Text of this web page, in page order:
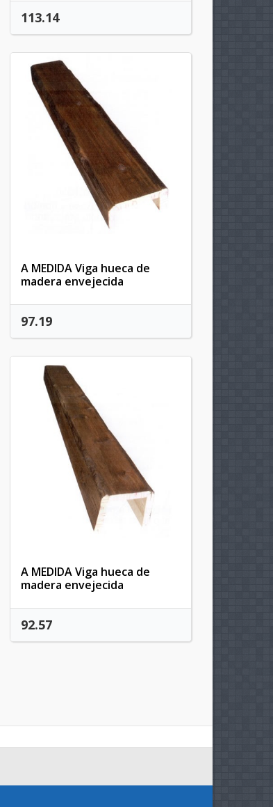
113.14
A MEDIDA Viga hueca de
madera envejecida
97.19
A MEDIDA Viga hueca de
madera envejecida
92.57